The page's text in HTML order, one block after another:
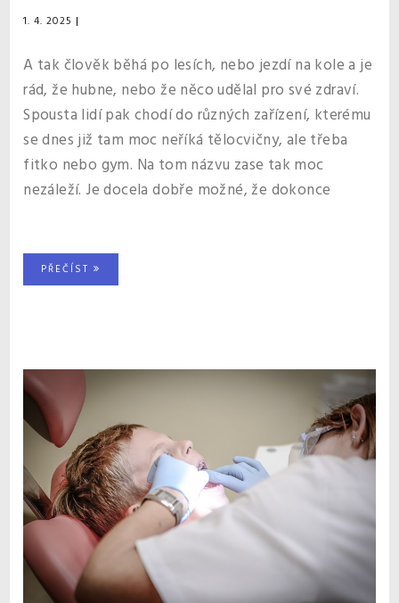
1. 4. 2025 |
A tak člověk běhá po lesích, nebo jezdí na kole a je
rád, že hubne, nebo že něco udělal pro své zdraví.
Spousta lidí pak chodí do různých zařízení, kterému
se dnes již tam moc neříká tělocvičny, ale třeba
fitko nebo gym. Na tom názvu zase tak moc
nezáleží. Je docela dobře možné, že dokonce
PŘEČÍST